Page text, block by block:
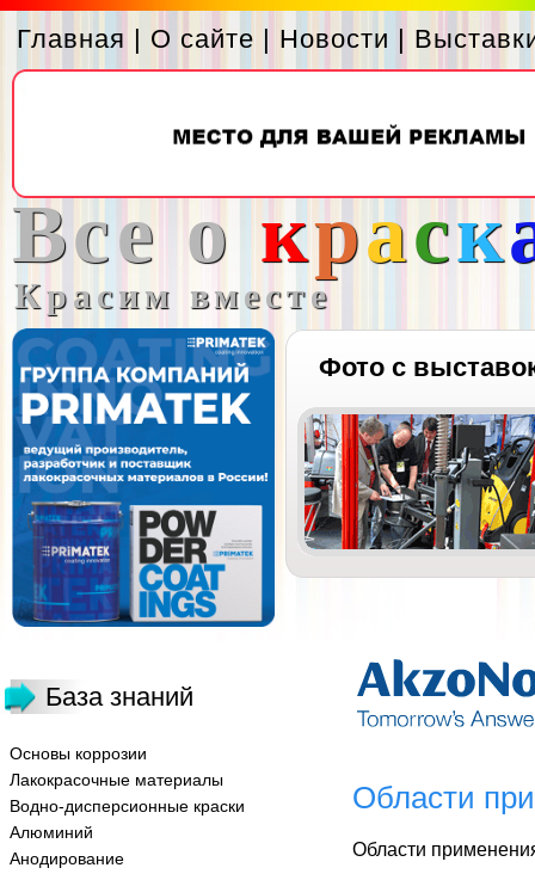
Главная | О сайте | Новости |
Все о краск
Красим вместе
Фото с
База знаний
Основы коррозии
Лакокрасочные материалы
Водно-дисперсионные краски
Алюминий
Анодирование
Области
Области